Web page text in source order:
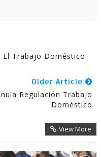
El Trabajo Doméstico
Older Article
Regulación Trabajo
Doméstico
View More